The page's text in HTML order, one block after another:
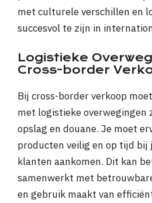
met culturele verschillen en
succesvol te zijn in
Logistieke
Cross-border
Bij cross-border verkoop
met logistieke overwegingen
opslag en douane. Je moet
producten veilig en op tijd
klanten aankomen. Dit kan
samenwerkt met
en gebruik maakt van